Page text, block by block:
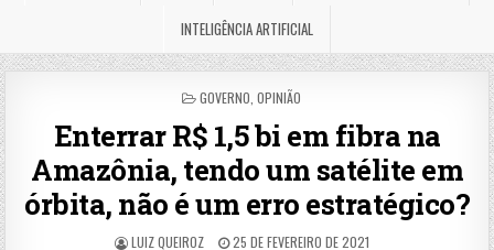
INTELIGÊNCIA ARTIFICIAL
POSTED
GOVERNO OPINIÃO
Enterrar R$ 1,5 bi em fibra na
Amazônia, tendo um satélite em
órbita, não é um erro estratégico?
LUIZ QUEIROZ 25 DE FEVEREIRO DE 2021